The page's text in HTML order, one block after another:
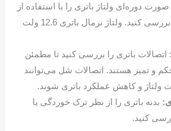
صورت دوره‌ای ولتاژ باتری را با استفاده از
ولت‌متر بررسی کنید. ولتاژ نرمال باتری 12.6 ولت
اتصالات باتری را بررسی کنید تا مطمئن
و تمیز هستند. اتصالات شل می‌توانند
ولتاژ و کاهش عملکرد باتری شوند.
بدنه باتری را از نظر ترک خوردگی یا
کنید.